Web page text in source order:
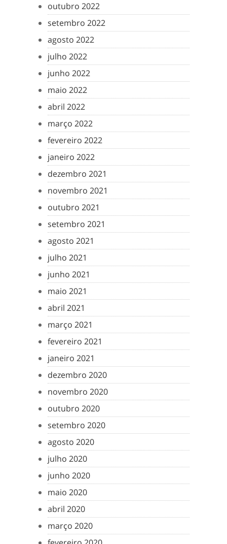
outubro 2022
setembro 2022
agosto 2022
julho 2022
junho 2022
maio 2022
abril 2022
março 2022
fevereiro 2022
janeiro 2022
dezembro 2021
novembro 2021
outubro 2021
setembro 2021
agosto 2021
julho 2021
junho 2021
maio 2021
abril 2021
março 2021
fevereiro 2021
janeiro 2021
dezembro 2020
novembro 2020
outubro 2020
setembro 2020
agosto 2020
julho 2020
junho 2020
maio 2020
abril 2020
março 2020